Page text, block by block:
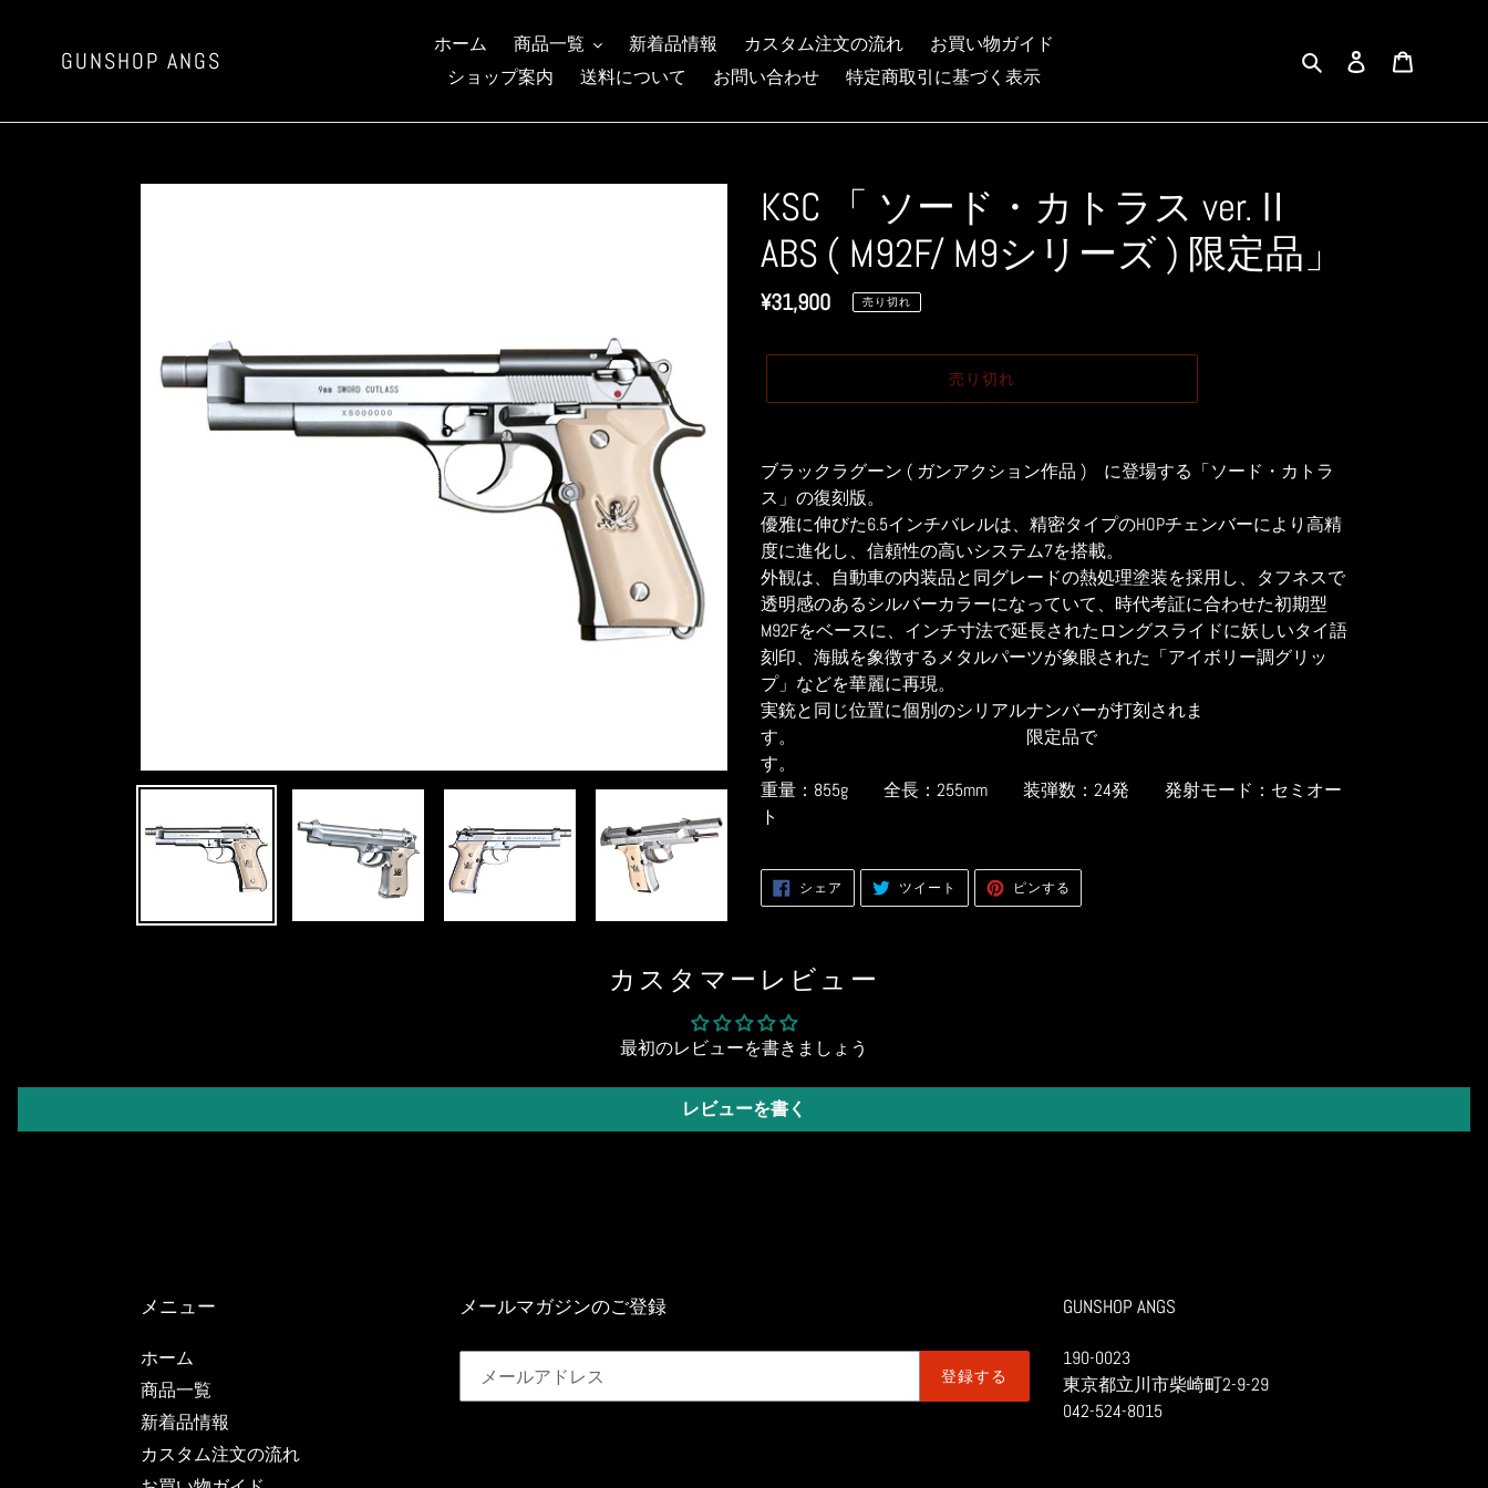
ツ
GUNSHOP ANGS
ホーム 商品一覧 新着品情報 カスタム注文の流れ
お買い物ガイド
ショップ案内
送料について お問い合わせ 特定商取引に基づく表示
検索 ログイン
KSC 「 ソード・カトラス ver.Ⅱ
ABS ( M92F/ M9シリーズ ) 限定品」
通
格
¥31,900 売り切れ
売り切れ
ー
ト
に
商
品
を
追
加
す
る
ブラックラグーン ( ガンアクション作品 ) に登場する「ソード・カトラ
ス」の復刻版。
優雅に伸びた6.5インチバレルは、精密タイプのHOPチェンバーにより高精
度に進化し、信頼性の高いシステム7を搭載。
外観は、自動車の内装品と同グレードの熱処理塗装を採用し、タフネスで
透明感のあるシルバーカラーになっていて、時代考証に合わせた初期型
M92Fをベースに、インチ寸法で延長されたロングスライドに妖しいタイ語
刻印、海賊を象徴するメタルパーツが象眼された「アイボリー調グリッ
プ」などを華麗に再現。
実銃と同じ位置に個別のシリアルナンバーが打刻されま
す。 限定品で
す。
重量：855g 全長：255mm 装弾数：24発 発射モード：セミオー
ト
シェア FACEBOOK
シ
ツイート TWITTER
投
ピンする
ピ
カスタマーレビュー
最初のレビューを書きましょう
レビューを書く
メニュー
ホーム
商品一覧
新着品情報
カスタム注文の流れ
メールマガジンのご登録
登録する
GUNSHOP ANGS
190-0023
東京都立川市柴崎町2-9-29
042-524-8015